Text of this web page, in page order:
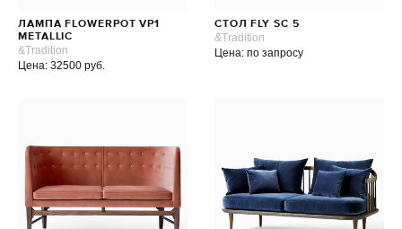
ЛАМПА FLOWERPOT VP1
METALLIC
&Tradition
Цена: 32500 руб.
СТОЛ FLY SC 5
&Tradition
Цена: по запросу